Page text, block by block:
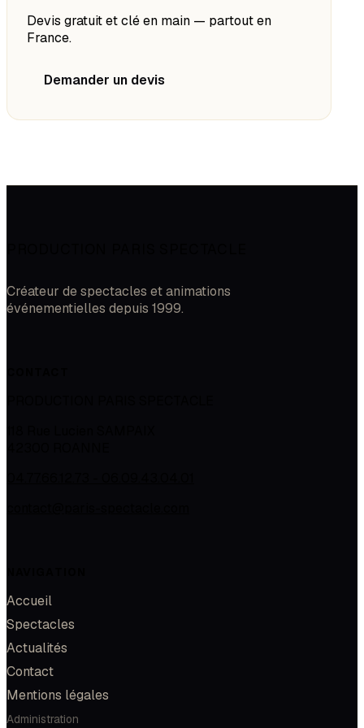
Devis gratuit et clé en main — partout en
France.
Demander un devis
Créateur de spectacles et animations
événementielles depuis 1999.
Accueil
Spectacles
Actualités
Contact
Mentions légales
Administration